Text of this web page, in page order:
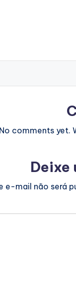
No comments yet.
Deixe
e-mail não será